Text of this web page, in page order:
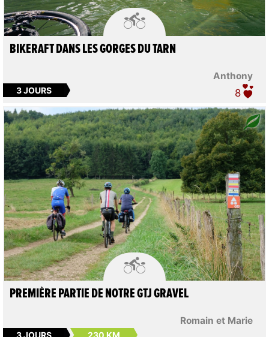

Anthony
BIKERAFT DANS LES GORGES DU TARN
3 JOURS 8

Romain et Marie
PREMIÈRE PARTIE DE NOTRE GTJ GRAVEL
3 JOURS 230 KM